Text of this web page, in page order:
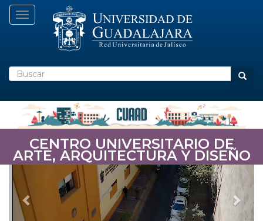
Pasar
Toggle navigation
Buscar
CENTRO UNIVERSITARIO DE
ARTE, ARQUITECTURA Y DISEÑO
Previous Next